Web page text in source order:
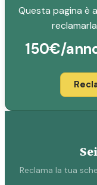
Questa pagina è
150€/
Reclama la tua